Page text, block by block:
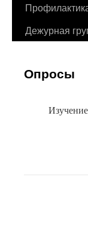
Дежурная
Опросы